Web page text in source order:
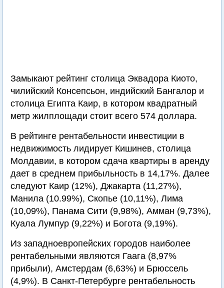
Замыкают рейтинг столица Эквадора Киото,
чилийский Консепсьон, индийский Бангалор и
столица Египта Каир, в котором квадратный
метр жилплощади стоит всего 574 доллара.
В рейтинге рентабельности инвестиции в
недвижимость лидирует Кишинев, столица
Молдавии, в котором сдача квартиры в аренду
дает в среднем прибыльность в 14,17%. Далее
следуют Каир (12%), Джакарта (11,27%),
Манила (10.99%), Скопье (10,11%), Лима
(10,09%), Панама Сити (9,98%), Амман (9,73%),
Куала Лумпур (9,22%) и Богота (9,19%).
Из западноевропейских городов наиболее
рентабельными являются Гаага (8,97%
прибыли), Амстердам (6,63%) и Брюссель
(4,9%). В Санкт-Петербурге рентабельность